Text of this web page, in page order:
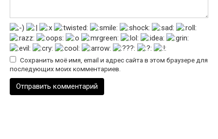
Сохранить моё имя, email и адрес сайта в этом браузере для
последующих моих комментариев.